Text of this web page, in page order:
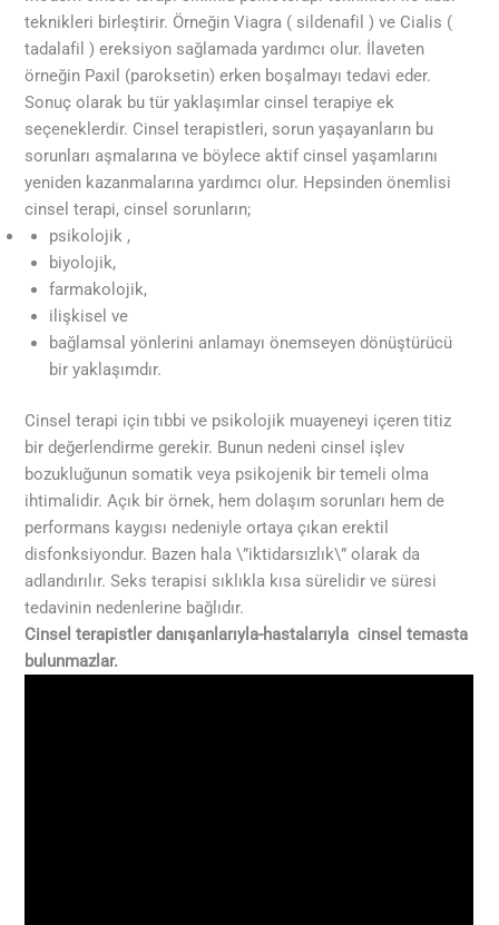
teknikleri birleştirir. Örneğin Viagra ( sildenafil ) ve Cialis (
tadalafil ) ereksiyon sağlamada yardımcı olur. İlaveten
örneğin Paxil (paroksetin) erken boşalmayı tedavi eder.
Sonuç olarak bu tür yaklaşımlar cinsel terapiye ek
seçeneklerdir. Cinsel terapistleri, sorun yaşayanların bu
sorunları aşmalarına ve böylece aktif cinsel yaşamlarını
yeniden kazanmalarına yardımcı olur. Hepsinden önemlisi
cinsel terapi, cinsel sorunların;
psikolojik ,
biyolojik,
farmakolojik,
ilişkisel ve
bağlamsal yönlerini anlamayı önemseyen dönüştürücü
bir yaklaşımdır.
Cinsel terapi için tıbbi ve psikolojik muayeneyi içeren titiz
bir değerlendirme gerekir. Bunun nedeni cinsel işlev
bozukluğunun somatik veya psikojenik bir temeli olma
ihtimalidir. Açık bir örnek, hem dolaşım sorunları hem de
performans kaygısı nedeniyle ortaya çıkan erektil
disfonksiyondur. Bazen hala \”iktidarsızlık\” olarak da
adlandırılır. Seks terapisi sıklıkla kısa sürelidir ve süresi
tedavinin nedenlerine bağlıdır.
Cinsel terapistler danışanlarıyla-hastalarıyla cinsel temasta
bulunmazlar.